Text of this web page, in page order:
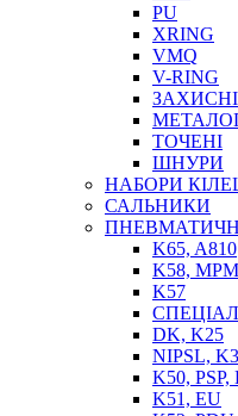
ПІСТОЛЕТИ
НАСОСИ ТА ПОМПИ
НАГНІТАЧІ
МУФТИ (НАСАДКИ)
МАСЛЯНКИ, ЛІЙКИ
ПРЕС-МАСЛЯНКИ
ШЛАНГИ, ТРУБКИ
ШПРИЦИ
PU
XRING
VMQ
V-RING
ТОЧЕНІ
ШНУРИ
НАБОРИ
САЛЬНИКИ
K65, A810
K58, MPM
K57
DK, K25
NIPSL,
K50, PSP,
K51, EU